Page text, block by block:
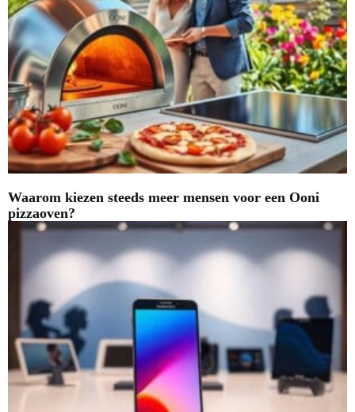
Waarom kiezen steeds meer mensen voor een Ooni
pizzaoven?